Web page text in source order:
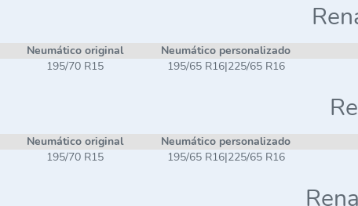
Neumático original Neumático personalizado
195/70 R15
195/65 R16|225/65 R16
Neumático original Neumático personalizado
195/70 R15
195/65 R16|225/65 R16